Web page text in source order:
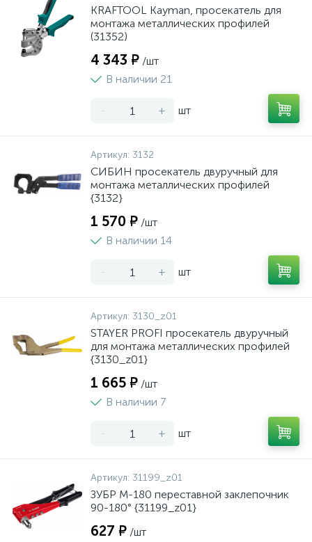
KRAFTOOL Kayman, просекатель для
монтажа металлических профилей
(31352)
4 343 ₽ /шт
В наличии 21
- + шт
Артикул: 3132
СИБИН просекатель двуручный для
монтажа металлических профилей
{3132}
1 570 ₽ /шт
В наличии 14
- + шт
Артикул: 3130_z01
STAYER PROFI просекатель двуручный
для монтажа металлических профилей
{3130_z01}
1 665 ₽ /шт
В наличии 7
- + шт
Артикул: 31199_z01
ЗУБР M-180 переставной заклепочник
90-180° {31199_z01}
627 ₽ /шт